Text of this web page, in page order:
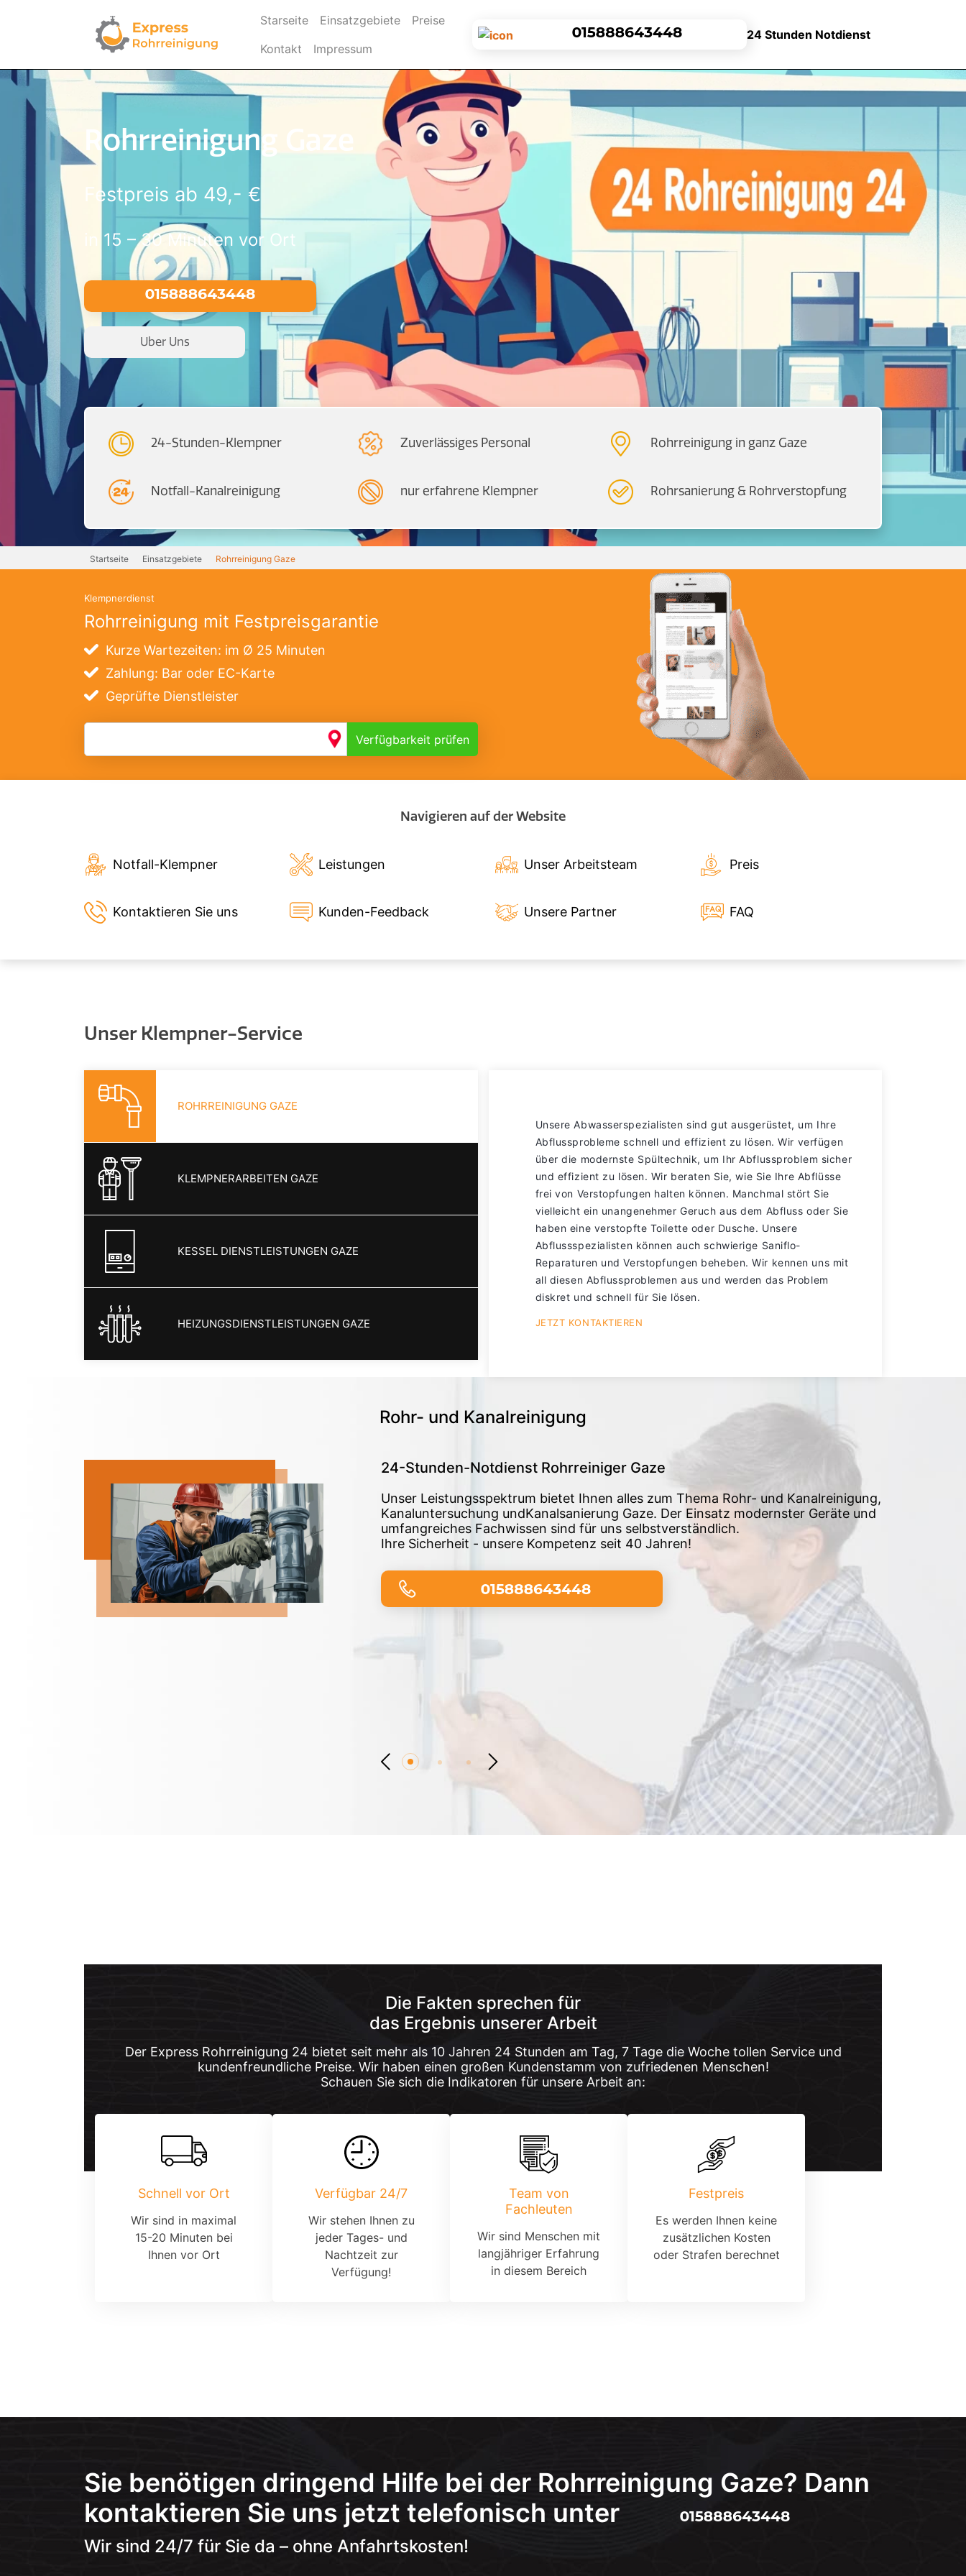
Starseite(current)
Einsatzgebiete
Preise
Kontakt
Impressum
24 Stunden Notdienst
Rohrreinigung Gaze
Festpreis ab 49,- €
in 15 – 30 Minuten vor Ort
Uber Uns
24-Stunden-Klempner Zuverlässiges Personal Rohrreinigung in ganz Gaze
Notfall-Kanalreinigung nur erfahrene Klempner Rohrsanierung & Rohrverstopfung
Startseite Einsatzgebiete Rohrreinigung Gaze
Klempnerdienst
Rohrreinigung mit Festpreisgarantie
Kurze Wartezeiten: im Ø 25 Minuten
Zahlung: Bar oder EC-Karte
Geprüfte Dienstleister
Verfügbarkeit prüfen
Navigieren auf der Website
Notfall-Klempner Leistungen Unser Arbeitsteam Preis
Kontaktieren Sie uns Kunden-Feedback Unsere Partner FAQ
Unser Klempner-Service
ROHRREINIGUNG GAZE
KLEMPNERARBEITEN GAZE
KESSEL DIENSTLEISTUNGEN GAZE
HEIZUNGSDIENSTLEISTUNGEN GAZE
Unsere Abwasserspezialisten sind gut ausgerüstet, um Ihre
Abflussprobleme schnell und effizient zu lösen. Wir verfügen
über die modernste Spültechnik, um Ihr Abflussproblem sicher
und effizient zu lösen. Wir beraten Sie, wie Sie Ihre Abflüsse
frei von Verstopfungen halten können. Manchmal stört Sie
vielleicht ein unangenehmer Geruch aus dem Abfluss oder Sie
haben eine verstopfte Toilette oder Dusche. Unsere
Abflussspezialisten können auch schwierige Saniflo-
Reparaturen und Verstopfungen beheben. Wir kennen uns mit
all diesen Abflussproblemen aus und werden das Problem
diskret und schnell für Sie lösen.
JETZT KONTAKTIEREN
Rohr- und Kanalreinigung
24-Stunden-Notdienst Rohrreiniger Gaze
Unser Leistungsspektrum bietet Ihnen alles zum Thema Rohr- und Kanalreinigung,
Kanaluntersuchung undKanalsanierung Gaze. Der Einsatz modernster Geräte und
umfangreiches Fachwissen sind für uns selbstverständlich.
Ihre Sicherheit - unsere Kompetenz seit 40 Jahren!
Die Fakten sprechen für
das Ergebnis unserer Arbeit
Der Express Rohrreinigung 24 bietet seit mehr als 10 Jahren 24 Stunden am Tag, 7 Tage die Woche tollen Service und
kundenfreundliche Preise. Wir haben einen großen Kundenstamm von zufriedenen Menschen!
Schauen Sie sich die Indikatoren für unsere Arbeit an:
Schnell vor Ort
Wir sind in maximal
15-20 Minuten bei
Ihnen vor Ort
Verfügbar 24/7
Wir stehen Ihnen zu
jeder Tages- und
Nachtzeit zur
Verfügung!
Team von
Fachleuten
Wir sind Menschen mit
langjähriger Erfahrung
in diesem Bereich
Festpreis
Es werden Ihnen keine
zusätzlichen Kosten
oder Strafen berechnet
Sie benötigen dringend Hilfe bei der Rohrreinigung Gaze? Dann
kontaktieren Sie uns jetzt telefonisch unter
Wir sind 24/7 für Sie da – ohne Anfahrtskosten!